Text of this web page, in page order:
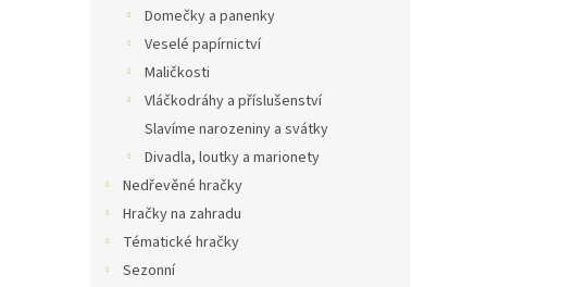
Domečky a panenky
Veselé papírnictví
Maličkosti
Vláčkodráhy a příslušenství
Slavíme narozeniny a svátky
Divadla, loutky a marionety
Nedřevěné hračky
Hračky na zahradu
Tématické hračky
Sezonní